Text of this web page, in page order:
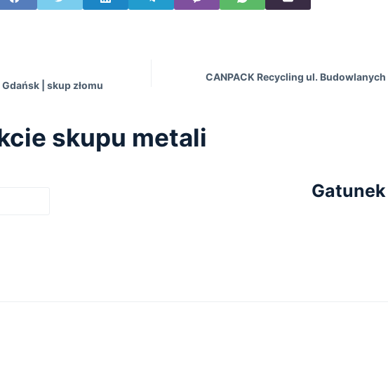
| skup złomu
CANPACK Recycling ul.
skupu metali
Gatunek